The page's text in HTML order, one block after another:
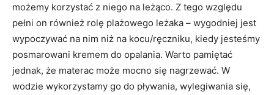
możemy korzystać z niego na leżąco. Z tego względu
pełni on również rolę plażowego leżaka – wygodniej jest
wypoczywać na nim niż na kocu/ręczniku, kiedy jesteśmy
posmarowani kremem do opalania. Warto pamiętać
jednak, że materac może mocno się nagrzewać. W
wodzie wykorzystamy go do pływania, wylegiwania się,